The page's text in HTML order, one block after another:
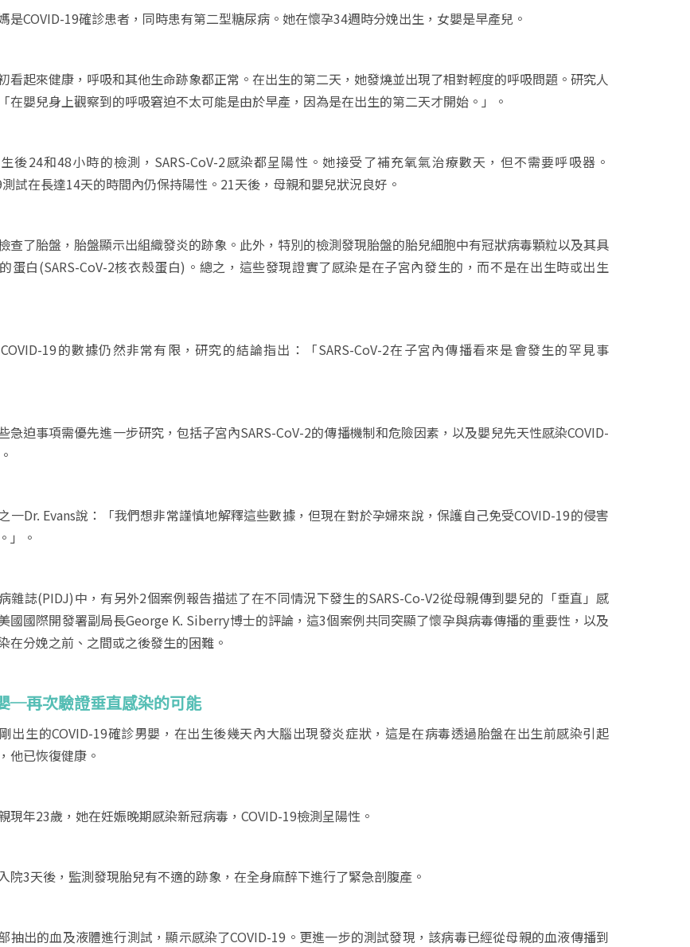
是COVID-19確診患者，同時患有第二型糖尿病。她在懷孕34週時分娩出生，女嬰是早產兒。
看起來健康，呼吸和其他生命跡象都正常。在出生的第二天，她發燒並出現了相對輕度的呼吸問題。研究人
在嬰兒身上觀察到的呼吸窘迫不太可能是由於早產，因為是在出生的第二天才開始。」。
後24和48小時的檢測，SARS-CoV-2感染都呈陽性。她接受了補充氧氣治療數天，但不需要呼吸器。
測試在長達14天的時間內仍保持陽性。21天後，母親和嬰兒狀況良好。
查了胎盤，胎盤顯示出組織發炎的跡象。此外，特別的檢測發現胎盤的胎兒細胞中有冠狀病毒顆粒以及其具
蛋白(SARS-CoV-2核衣殼蛋白)。總之，這些發現證實了感染是在子宮內發生的，而不是在出生時或出生
19的數據仍然非常有限，研究的結論指出：「SARS-CoV-2在子宮內傳播看來是會發生的罕見事
急迫事項需優先進一步研究，包括子宮內SARS-CoV-2的傳播機制和危險因素，以及嬰兒先天性感染COVID-
一Dr. Evans說：「我們想非常謹慎地解釋這些數據，但現在對於孕婦來說，保護自己免受COVID-19的侵害
」。
雜誌(PIDJ)中，有另外2個案例報告描述了在不同情況下發生的SARS-Co-V2從母親傳到嬰兒的「垂直」感
國國際開發署副局長George K. Siberry博士的評論，這3個案例共同突顯了懷孕與病毒傳播的重要性，以及
在分娩之前、之間或之後發生的困難。
─再次驗證垂直感染的可能
出生的COVID-19確診男嬰，在出生後幾天內大腦出現發炎症狀，這是在病毒透過胎盤在出生前感染引起
他已恢復健康。
現年23歲，她在妊娠晚期感染新冠病毒，COVID-19檢測呈陽性。
院3天後，監測發現胎兒有不適的跡象，在全身麻醉下進行了緊急剖腹產。
抽出的血及液體進行測試，顯示感染了COVID-19。更進一步的測試發現，該病毒已經從母親的血液傳播到